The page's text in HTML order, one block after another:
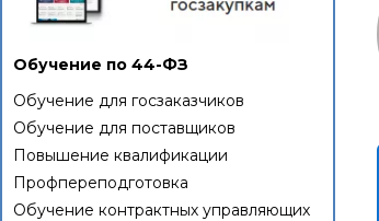
Обучение по 44-ФЗ
Обучение для госзаказчиков
Обучение для поставщиков
Повышение квалификации
Профпереподготовка
Обучение контрактных управляющих